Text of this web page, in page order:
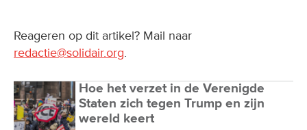
Reageren op dit artikel? Mail naar
redactie@solidair.org.
Hoe het verzet in de Verenigde
Staten zich tegen Trump en zijn
wereld keert